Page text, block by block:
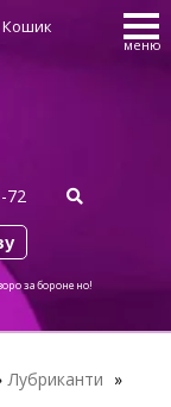
Кошик
меню
72
заборонено!
Лубриканти »